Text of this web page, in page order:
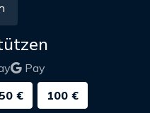
Pay
€ 100 €